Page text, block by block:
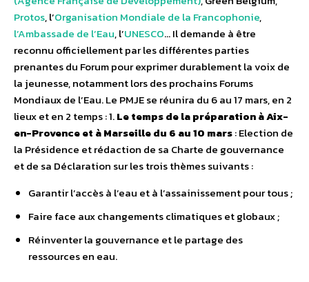
Protos, l’Organisation Mondiale de la Francophonie,
l’Ambassade de l’Eau, l’UNESCO… Il demande à être
reconnu officiellement par les différentes parties
prenantes du Forum pour exprimer durablement la voix de
la jeunesse, notamment lors des prochains Forums
Mondiaux de l’Eau. Le PMJE se réunira du 6 au 17 mars, en 2
lieux et en 2 temps : 1.Le temps de la préparation à Aix-
en-Provence et à Marseille du 6 au 10 mars: Election de
la Présidence et rédaction de sa Charte de gouvernance
et de sa Déclaration sur les trois thèmes suivants :
Garantir l’accès à l’eau et à l’assainissement pour tous ;
Faire face aux changements climatiques et globaux ;
Réinventer la gouvernance et le partage des
ressources en eau.